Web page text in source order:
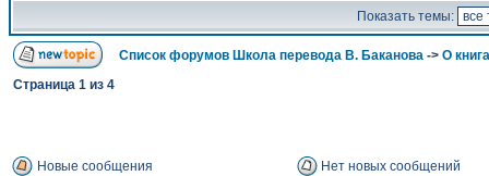
Показать темы:
Список форумов Школа перевода В. Баканова -> О
Страница 1 из 4
Новые сообщения
Нет новых сообщений